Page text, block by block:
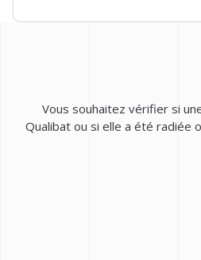
courante)
Vous souhaitez vérifier si
Qualibat ou si elle a été radiée